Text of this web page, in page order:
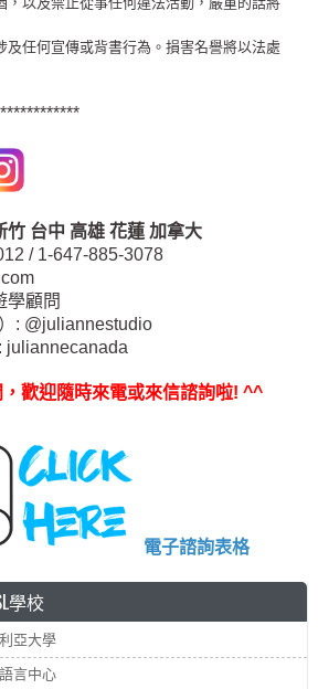
及任何宣傳或背書行為。損害名譽將以法處
竹 台中 高雄 花蓮 加拿大
/ 1-647-885-3078
學顧問
: @juliannestudio
juliannecanada
歡迎隨時來電或來信諮詢啦! ^^
電子諮詢表格
學校
亞大學
言中心